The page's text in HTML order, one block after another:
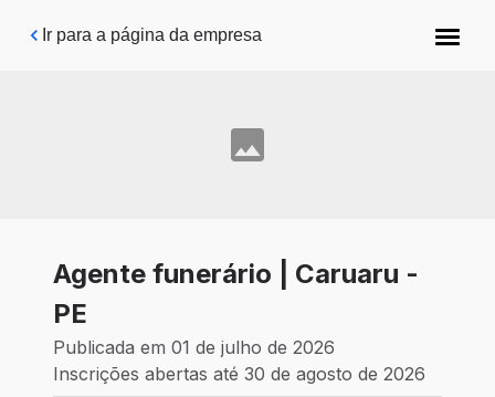
Pular para o conteúdo principal
Ir para a página da empresa
Agente funerário | Caruaru -
PE
Publicada em 01 de julho de 2026
Inscrições abertas até 30 de agosto de 2026